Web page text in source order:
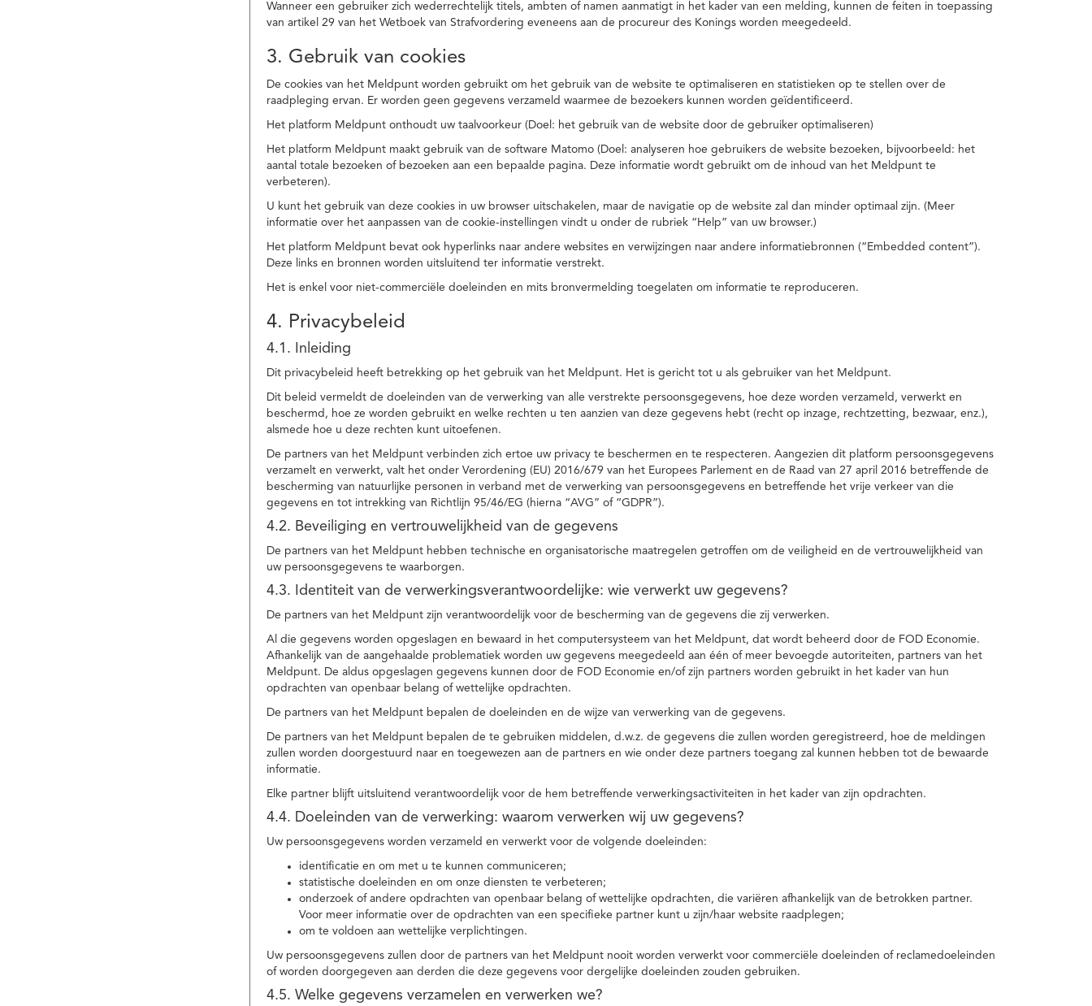
Wanneer een gebruiker zich wederrechtelijk titels, ambten of namen aanmatigt in het kader van een melding, kunnen de feiten in toepassing
van artikel 29 van het Wetboek van Strafvordering eveneens aan de procureur des Konings worden meegedeeld.
3. Gebruik van cookies
De cookies van het Meldpunt worden gebruikt om het gebruik van de website te optimaliseren en statistieken op te stellen over de
raadpleging ervan. Er worden geen gegevens verzameld waarmee de bezoekers kunnen worden geïdentificeerd.
Het platform Meldpunt onthoudt uw taalvoorkeur (Doel: het gebruik van de website door de gebruiker optimaliseren)
Het platform Meldpunt maakt gebruik van de software Matomo (Doel: analyseren hoe gebruikers de website bezoeken, bijvoorbeeld: het
aantal totale bezoeken of bezoeken aan een bepaalde pagina. Deze informatie wordt gebruikt om de inhoud van het Meldpunt te
verbeteren).
U kunt het gebruik van deze cookies in uw browser uitschakelen, maar de navigatie op de website zal dan minder optimaal zijn. (Meer
informatie over het aanpassen van de cookie-instellingen vindt u onder de rubriek “Help” van uw browser.)
Het platform Meldpunt bevat ook hyperlinks naar andere websites en verwijzingen naar andere informatiebronnen (“Embedded content”).
Deze links en bronnen worden uitsluitend ter informatie verstrekt.
Het is enkel voor niet-commerciële doeleinden en mits bronvermelding toegelaten om informatie te reproduceren.
4. Privacybeleid
4.1. Inleiding
Dit privacybeleid heeft betrekking op het gebruik van het Meldpunt. Het is gericht tot u als gebruiker van het Meldpunt.
Dit beleid vermeldt de doeleinden van de verwerking van alle verstrekte persoonsgegevens, hoe deze worden verzameld, verwerkt en
beschermd, hoe ze worden gebruikt en welke rechten u ten aanzien van deze gegevens hebt (recht op inzage, rechtzetting, bezwaar, enz.),
alsmede hoe u deze rechten kunt uitoefenen.
De partners van het Meldpunt verbinden zich ertoe uw privacy te beschermen en te respecteren. Aangezien dit platform persoonsgegevens
verzamelt en verwerkt, valt het onder Verordening (EU) 2016/679 van het Europees Parlement en de Raad van 27 april 2016 betreffende de
bescherming van natuurlijke personen in verband met de verwerking van persoonsgegevens en betreffende het vrije verkeer van die
gegevens en tot intrekking van Richtlijn 95/46/EG (hierna “AVG” of “GDPR”).
4.2. Beveiliging en vertrouwelijkheid van de gegevens
De partners van het Meldpunt hebben technische en organisatorische maatregelen getroffen om de veiligheid en de vertrouwelijkheid van
uw persoonsgegevens te waarborgen.
4.3. Identiteit van de verwerkingsverantwoordelijke: wie verwerkt uw gegevens?
De partners van het Meldpunt zijn verantwoordelijk voor de bescherming van de gegevens die zij verwerken.
Al die gegevens worden opgeslagen en bewaard in het computersysteem van het Meldpunt, dat wordt beheerd door de FOD Economie.
Afhankelijk van de aangehaalde problematiek worden uw gegevens meegedeeld aan één of meer bevoegde autoriteiten, partners van het
Meldpunt. De aldus opgeslagen gegevens kunnen door de FOD Economie en/of zijn partners worden gebruikt in het kader van hun
opdrachten van openbaar belang of wettelijke opdrachten.
De partners van het Meldpunt bepalen de doeleinden en de wijze van verwerking van de gegevens.
De partners van het Meldpunt bepalen de te gebruiken middelen, d.w.z. de gegevens die zullen worden geregistreerd, hoe de meldingen
zullen worden doorgestuurd naar en toegewezen aan de partners en wie onder deze partners toegang zal kunnen hebben tot de bewaarde
informatie.
Elke partner blijft uitsluitend verantwoordelijk voor de hem betreffende verwerkingsactiviteiten in het kader van zijn opdrachten.
4.4. Doeleinden van de verwerking: waarom verwerken wij uw gegevens?
Uw persoonsgegevens worden verzameld en verwerkt voor de volgende doeleinden:
identificatie en om met u te kunnen communiceren;
statistische doeleinden en om onze diensten te verbeteren;
onderzoek of andere opdrachten van openbaar belang of wettelijke opdrachten, die variëren afhankelijk van de betrokken partner.
Voor meer informatie over de opdrachten van een specifieke partner kunt u zijn/haar website raadplegen;
om te voldoen aan wettelijke verplichtingen.
Uw persoonsgegevens zullen door de partners van het Meldpunt nooit worden verwerkt voor commerciële doeleinden of reclamedoeleinden
of worden doorgegeven aan derden die deze gegevens voor dergelijke doeleinden zouden gebruiken.
4.5. Welke gegevens verzamelen en verwerken we?